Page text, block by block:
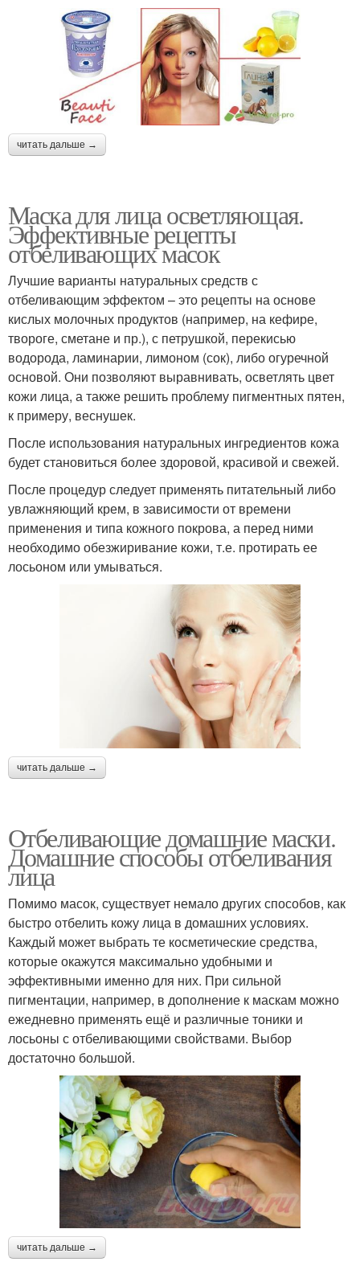
читать дальше →
Маска для лица осветляющая.
Эффективные рецепты
отбеливающих масок
Лучшие варианты натуральных средств с
отбеливающим эффектом – это рецепты на основе
кислых молочных продуктов (например, на кефире,
твороге, сметане и пр.), с петрушкой, перекисью
водорода, ламинарии, лимоном (сок), либо огуречной
основой. Они позволяют выравнивать, осветлять цвет
кожи лица, а также решить проблему пигментных пятен,
к примеру, веснушек.
После использования натуральных ингредиентов кожа
будет становиться более здоровой, красивой и свежей.
После процедур следует применять питательный либо
увлажняющий крем, в зависимости от времени
применения и типа кожного покрова, а перед ними
необходимо обезжиривание кожи, т.е. протирать ее
лосьоном или умываться.
читать дальше →
Отбеливающие домашние маски.
Домашние способы отбеливания
лица
Помимо масок, существует немало других способов, как
быстро отбелить кожу лица в домашних условиях.
Каждый может выбрать те косметические средства,
которые окажутся максимально удобными и
эффективными именно для них. При сильной
пигментации, например, в дополнение к маскам можно
ежедневно применять ещё и различные тоники и
лосьоны с отбеливающими свойствами. Выбор
достаточно большой.
читать дальше →